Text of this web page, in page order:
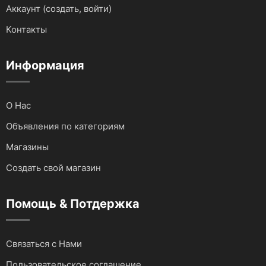
Аккаунт (создать, войти)
Контакты
Информация
О Нас
Объявления по категориям
Магазины
Создать свой магазин
Помощь & Потдержка
Связаться с Нами